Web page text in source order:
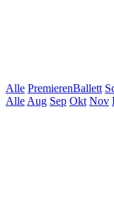
Alle PremierenBallett
Alle Aug Sep Okt Nov